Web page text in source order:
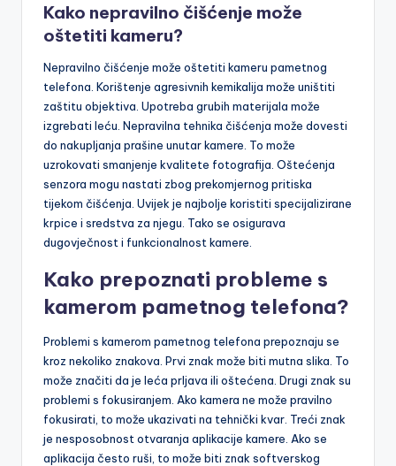
Kako nepravilno čišćenje može
oštetiti kameru?
Nepravilno čišćenje može oštetiti kameru pametnog
telefona. Korištenje agresivnih kemikalija može uništiti
zaštitu objektiva. Upotreba grubih materijala može
izgrebati leću. Nepravilna tehnika čišćenja može dovesti
do nakupljanja prašine unutar kamere. To može
uzrokovati smanjenje kvalitete fotografija. Oštećenja
senzora mogu nastati zbog prekomjernog pritiska
tijekom čišćenja. Uvijek je najbolje koristiti specijalizirane
krpice i sredstva za njegu. Tako se osigurava
dugovječnost i funkcionalnost kamere.
Kako prepoznati probleme s
kamerom pametnog telefona?
Problemi s kamerom pametnog telefona prepoznaju se
kroz nekoliko znakova. Prvi znak može biti mutna slika. To
može značiti da je leća prljava ili oštećena. Drugi znak su
problemi s fokusiranjem. Ako kamera ne može pravilno
fokusirati, to može ukazivati na tehnički kvar. Treći znak
je nesposobnost otvaranja aplikacije kamere. Ako se
aplikacija često ruši, to može biti znak softverskog